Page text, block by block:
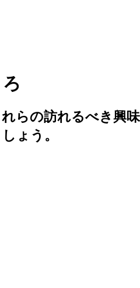
らの訪れるべき興味
ょう。